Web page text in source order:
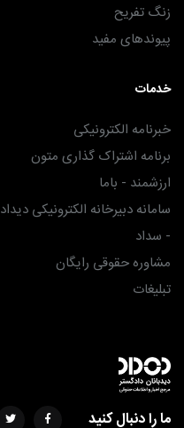
زنگ تفریح
پیوندهای مفید
خدمات
خبرنامه الکترونیکی
برنامه اشتراک گذاری متون
ارزشمند - باما
سامانه دبیرخانه الکترونیکی دیداد
- سداد
مشاوره حقوقی رایگان
تبلیغات
ما را دنبال کنید